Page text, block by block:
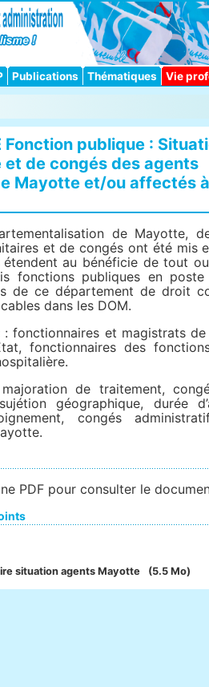
Publications Thématiques Vie
Fonction publique :
et de congés des agents
Mayotte et/ou affectés à
de Mayotte,
et de congés ont été mis
au bénéficie de tout
fonctions publiques en
de ce département de droit
dans les DOM.
: fonctionnaires et magistrats
fonctionnaires des
de traitement,
géographique, durée
congés
PDF pour consulter le
situation agents Mayotte (5.5 Mo)